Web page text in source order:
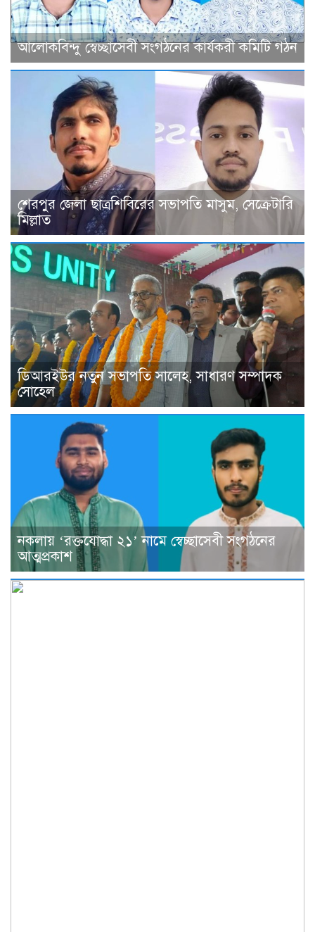
আলোকবিন্দু স্বেচ্ছাসেবী সংগঠনের কার্যকরী কমিটি গঠন
শেরপুর জেলা ছাত্রশিবিরের সভাপতি মাসুম, সেক্রেটারি
মিল্লাত
ডিআরইউর নতুন সভাপতি সালেহ, সাধারণ সম্পাদক
সোহেল
নকলায় ‘রক্তযোদ্ধা ২১’ নামে স্বেচ্ছাসেবী সংগঠনের
আত্মপ্রকাশ